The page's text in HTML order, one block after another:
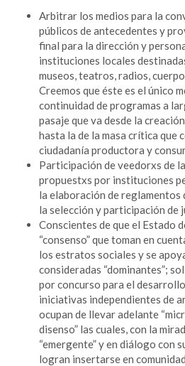
Arbitrar los medios para la
públicos de antecedentes y
final para la dirección y
instituciones locales
museos, teatros, radios,
Creemos que éste es el único
continuidad de programas a
pasaje que va desde la
hasta la de la masa crítica que
ciudadanía productora y
Participación de veedorxs de
propuestxs por instituciones
la elaboración de reglamentos
la selección y participación de
Conscientes de que el Estado
“consenso” que toman en
los estratos sociales y se
consideradas “dominantes”;
por concurso para el
iniciativas independientes de
ocupan de llevar adelante
disenso” las cuales, con la
“emergente” y en diálogo con
logran insertarse en